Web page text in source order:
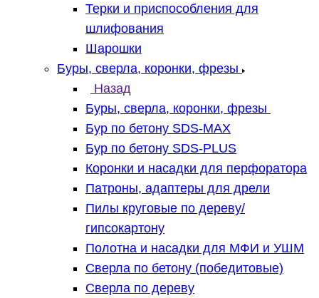
Терки и приспособления для
шлифования
Шарошки
Буры, сверла, коронки, фрезы
Назад
Буры, сверла, коронки, фрезы
Бур по бетону SDS-MAX
Бур по бетону SDS-PLUS
Коронки и насадки для перфоратора
Патроны, адаптеры для дрели
Пилы круговые по дереву/
гипсокартону
Полотна и насадки для МФИ и УШМ
Сверла по бетону (победитовые)
Сверла по дереву